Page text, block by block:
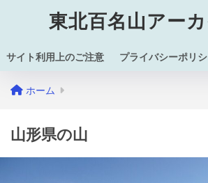
東北百名山アー
サイト利用上のご注意 プライバシーポリ
ホーム
山形県の山